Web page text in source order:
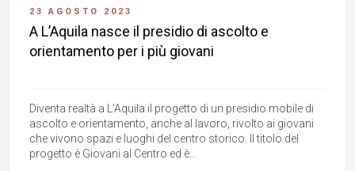
23 AGOSTO 2023
A L’Aquila nasce il presidio di ascolto e
orientamento per i più giovani
Diventa realtà a L'Aquila il progetto di un presidio mobile di
ascolto e orientamento, anche al lavoro, rivolto ai giovani
che vivono spazi e luoghi del centro storico. Il titolo del
progetto è Giovani al Centro ed è...